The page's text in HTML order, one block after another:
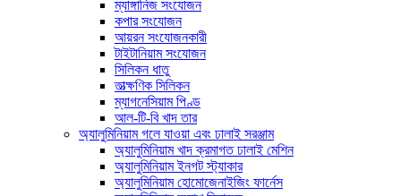
ম্যাঙ্গানিজ সংযোজন
কপার সংযোজন
আয়রন সংযোজনকারী
টাইটানিয়াম সংযোজন
সিলিকন ধাতু
তাত্ক্ষণিক সিলিকন
ম্যাগনেসিয়াম পিণ্ড
আল-টি-বি খাদ তার
অ্যালুমিনিয়াম গলে যাওয়া এবং ঢালাই সরঞ্জাম
অ্যালুমিনিয়াম খাদ ক্রমাগত ঢালাই মেশিন
অ্যালুমিনিয়াম ইনগট স্ট্যাকার
অ্যালুমিনিয়াম হোমোজেনাইজিং ফার্নেস